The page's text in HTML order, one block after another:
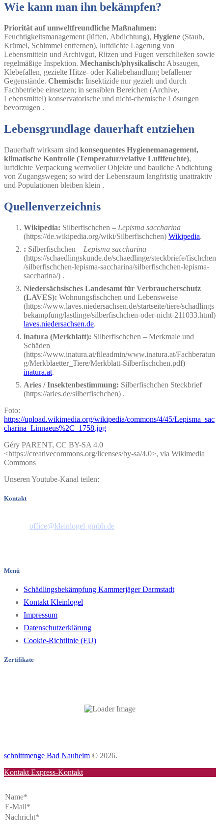
Wie kann man ihn bekämpfen?
Priorität auf umweltfreundliche Maßnahmen:
Feuchtigkeitsmanagement (lüften, Abdichtung), Hygiene (Staub,
Krümel, Schimmel entfernen), luftdichte Lagerung von
Lebensmitteln und Archivgut, Ritzen und Fugen verschließen sowie
regelmäßige Inspektion. Mechanisch/physikalisch: Absaugen,
Klebefallen, gezielte Hitze- oder Kältebehandlung befallener
Gegenstände. Chemisch: Insektizide nur gezielt und durch
Fachbetriebe einsetzen; in sensiblen Bereichen (Archive,
Lebensmittel) konservatorische und nicht-chemische Lösungen
bevorzugen .
Lebensgrundlage dauerhaft entziehen
Dauerhaft wirksam sind konsequentes Hygienemanagement,
klimatische Kontrolle (Temperatur/relative Luftfeuchte),
luftdichte Verpackung wertvoller Objekte und bauliche Abdichtung
von Zugangswegen; so wird der Lebensraum langfristig unattraktiv
und Populationen bleiben klein .
Quellenverzeichnis
Wikipedia: Silberfischchen – Lepisma saccharina
(https://de.wikipedia.org/wiki/Silberfischchen) Wikipedia.
: Silberfischchen – Lepisma saccharina
(https://schaedlingskunde.de/schaedlinge/steckbriefe/fischchen
/silberfischchen-lepisma-saccharina/silberfischchen-lepisma-
saccharina/) .
Niedersächsisches Landesamt für Verbraucherschutz
(LAVES): Wohnungsfischchen und Lebensweise
(https://www.laves.niedersachsen.de/startseite/tiere/schadlings
bekampfung/lastlinge/silberfischchen-oder-nicht-211033.html)
laves.niedersachsen.de.
inatura (Merkblatt): Silberfischchen – Merkmale und
Schäden
(https://www.inatura.at/fileadmin/www.inatura.at/Fachberatun
g/Merkblaetter_Tiere/Merkblatt-Silberfischchen.pdf)
inatura.at.
Aries / Insektenbestimmung: Silberfischchen Steckbrief
(https://aries.de/silberfischchen) .
Foto:
https://upload.wikimedia.org/wikipedia/commons/4/45/Lepisma_sac
charina_Linnaeus%2C_1758.jpg
Géry PARENT, CC BY-SA 4.0
<https://creativecommons.org/licenses/by-sa/4.0>, via Wikimedia
Commons
Unseren Youtube-Kanal teilen:
Kontakt
office@kleinlogel-gmbh.de
Menü
Schädlingsbekämpfung Kammerjäger Darmstadt
Kontakt Kleinlogel
Impressum
Datenschutzerklärung
Cookie-Richtlinie (EU)
Zertifikate
schnittmenge Bad Nauheim © 2026.
Kontakt Express-Kontakt